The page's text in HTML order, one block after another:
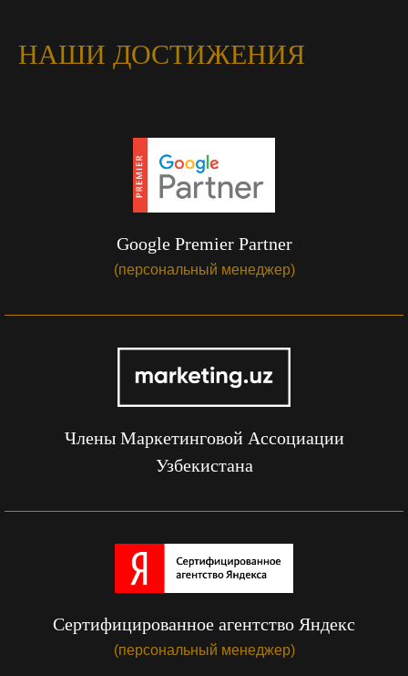
НАШИ ДОСТИЖЕНИЯ
Google Premier Partner
(персональный менеджер)
Члены Маркетинговой Ассоциации
Узбекистана
Сертифицированное агентство Яндекс
(персональный менеджер)